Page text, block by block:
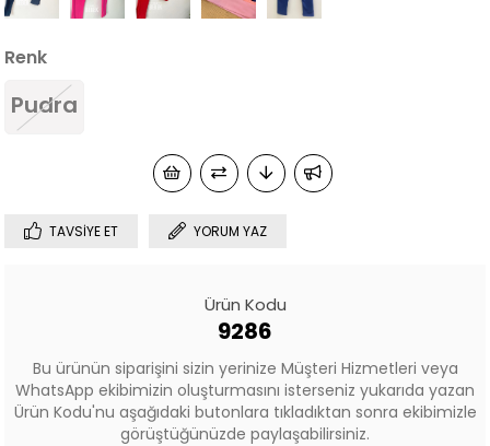
Renk
Pudra
TAVSIYE ET YORUM YAZ
Ürün Kodu
9286
Bu ürünün siparişini sizin yerinize Müşteri Hizmetleri veya
WhatsApp ekibimizin oluşturmasını isterseniz yukarıda yazan
Ürün Kodu'nu aşağıdaki butonlara tıkladıktan sonra ekibimizle
görüştüğünüzde paylaşabilirsiniz.